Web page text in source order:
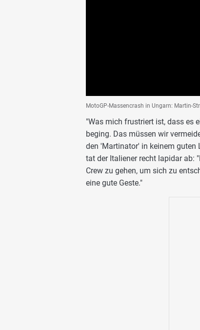
MotoGP-Massencrash in Ungarn: Martin-
"Was mich frustriert ist, dass es
beging. Das müssen wir
den 'Martinator' in keinem guten
tat der Italiener recht lapidar ab:
Crew zu gehen, um sich zu
eine gute Geste."